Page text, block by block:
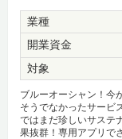
業種
開業資金
対象
ブルーオーシャン！今
そうでなかったサービ
ではまだ珍しいサステ
果抜群！専用アプリで